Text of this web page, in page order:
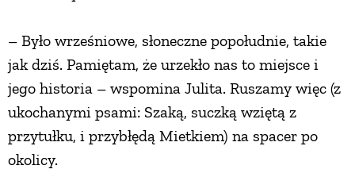
– Było wrześniowe, słoneczne popołudnie, takie
jak dziś. Pamiętam, że urzekło nas to miejsce i
jego historia – wspomina Julita. Ruszamy więc (z
ukochanymi psami: Szaką, suczką wziętą z
przytułku, i przybłędą Mietkiem) na spacer po
okolicy.
DODATKI
PRZETWORY